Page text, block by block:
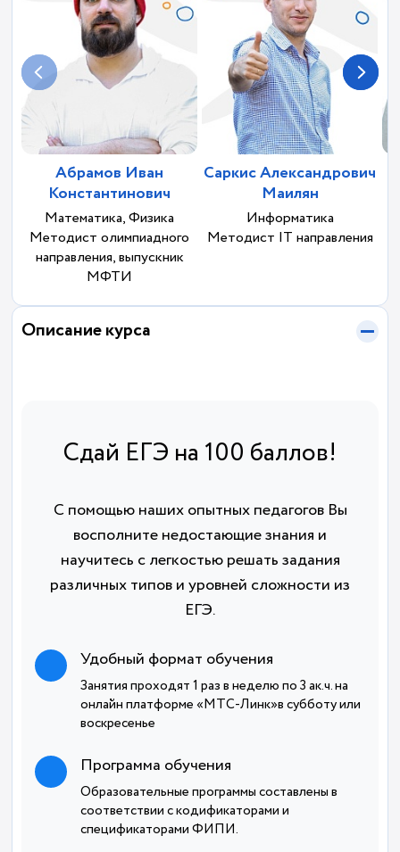
Абрамов Иван
Константинович
Математика, Физика
Методист олимпиадного
направления, выпускник
МФТИ
Саркис Александрович
Маилян
Информатика
Методист IT направления
Описание курса
Сдай ЕГЭ на 100 баллов!
С помощью наших опытных педагогов Вы
восполните недостающие знания и
научитесь с легкостью решать задания
различных типов и уровней сложности из
ЕГЭ.
Удобный формат обучения
Занятия проходят 1 раз в неделю по 3 ак.ч. на
онлайн платформе «МТС-Линк»в субботу или
воскресенье
Программа обучения
Образовательные программы составлены в
соответствии с кодификаторами и
спецификаторами ФИПИ.